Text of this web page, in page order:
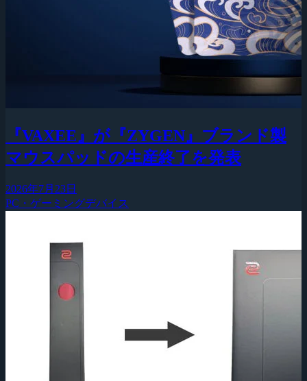
『VAXEE』が『ZYGEN』ブランド製
マウスパッドの生産終了を発表
2026年7月23日
PC・ゲーミングデバイス